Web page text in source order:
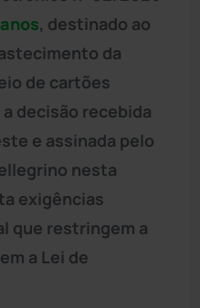
, destinado ao
da
de cartões
decisão recebida
e assinada pelo
nesta
exigências
que restringem a
a Lei de